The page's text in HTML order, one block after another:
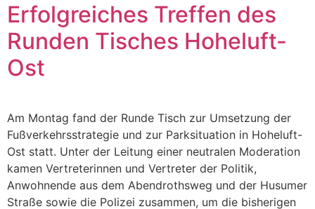
Erfolgreiches Treffen des
Runden Tisches Hoheluft-
Ost
Am Montag fand der Runde Tisch zur Umsetzung der
Fußverkehrsstrategie und zur Parksituation in Hoheluft-
Ost statt. Unter der Leitung einer neutralen Moderation
kamen Vertreterinnen und Vertreter der Politik,
Anwohnende aus dem Abendrothsweg und der Husumer
Straße sowie die Polizei zusammen, um die bisherigen